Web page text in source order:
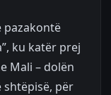
pazakontë
ku katër prej
Mali – dolën
shtëpisë, për